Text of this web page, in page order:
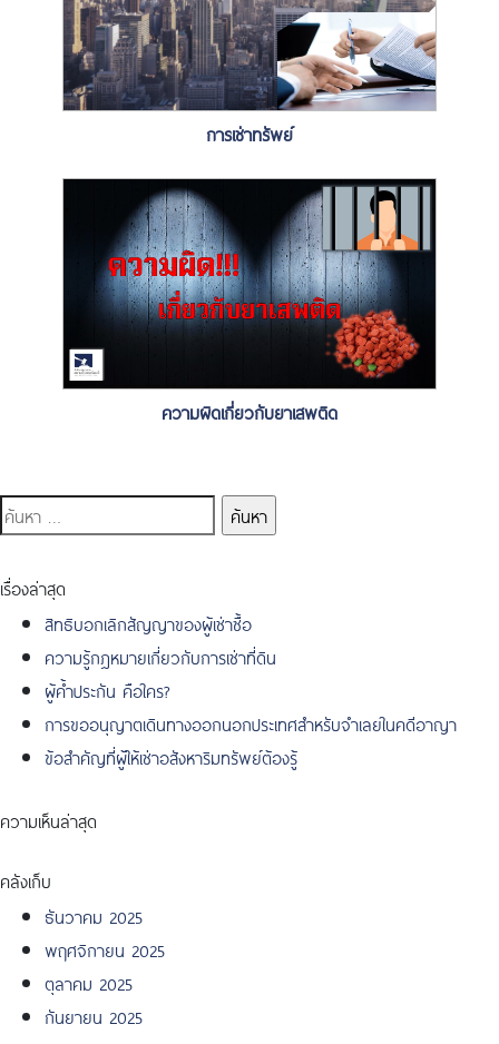
การเช่าทรัพย์
ความผิดเกี่ยวกับยาเสพติด
ค้นหา
สำหรับ:
เรื่องล่าสุด
สิทธิบอกเลิกสัญญาของผู้เช่าซื้อ
ความรู้กฎหมายเกี่ยวกับการเช่าที่ดิน
ผู้ค้ำประกัน คือใคร?
การขออนุญาตเดินทางออกนอกประเทศสำหรับจำเลยในคดีอาญา
ข้อสำคัญที่ผู้ให้เช่าอสังหาริมทรัพย์ต้องรู้
ความเห็นล่าสุด
คลังเก็บ
ธันวาคม 2025
พฤศจิกายน 2025
ตุลาคม 2025
กันยายน 2025